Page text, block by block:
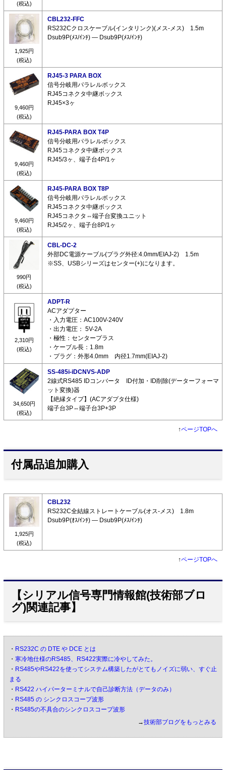
(税込)
1,925円
(税込)
CBL232-FFC
RS232Cクロスケーブル(インタリンク)(メス-メス) 1.5m
Dsub9P(ﾒｽ/ｲﾝﾁ) ― Dsub9P(ﾒｽ/ｲﾝﾁ)
9,460円
(税込)
RJ45-3 PARA BOX
信号分岐用パラレルボックス
RJ45コネクタ中継ボックス
RJ45×3ヶ
9,460円
(税込)
RJ45-PARA BOX T4P
信号分岐用パラレルボックス
RJ45コネクタ中継ボックス
RJ45/3ヶ、端子台4P/1ヶ
9,460円
(税込)
RJ45-PARA BOX T8P
信号分岐用パラレルボックス
RJ45コネクタ中継ボックス
RJ45コネクタ⇔端子台変換ユニット
RJ45/2ヶ、端子台8P/1ヶ
990円
(税込)
CBL-DC-2
外部DC電源ケーブル(プラグ外径:4.0mm/EIAJ-2) 1.5m
※SS、USBシリーズはセンター(+)になります。
2,310円
(税込)
ADPT-R
ACアダプター
・入力電圧：AC100V-240V
・出力電圧： 5V-2A
・極性：センタープラス
・ケーブル長：1.8m
・プラグ：外形4.0mm 内径1.7mm(EIAJ-2)
34,650円
(税込)
SS-485i-iDCNVS-ADP
2線式RS485 IDコンバータ ID付加・ID削除(データーフォーマ
ット変換)器
【絶縁タイプ】(ACアダプタ仕様)
端子台3P⇔端子台3P+3P
↑ページTOPへ
付属品追加購入
1,925円
(税込)
CBL232
RS232C全結線ストレートケーブル(オス-メス) 1.8m
Dsub9P(ｵｽ/ｲﾝﾁ) ― Dsub9P(ﾒｽ/ｲﾝﾁ)
↑ページTOPへ
【シリアル信号専門情報館(技術部ブロ
グ)関連記事】
・ RS232C の DTE や DCE とは
・ 寒冷地仕様のRS485、RS422実際に冷やしてみた。
・ RS485やRS422を使ってシステム構築したがとてもノイズに弱い、すぐ止
まる
・ RS422 ハイパーターミナルで自己診断方法（データのみ）
・ RS485 の シンクロスコープ波形
・ RS485の不具合のシンクロスコープ波形
→技術部ブログをもっとみる